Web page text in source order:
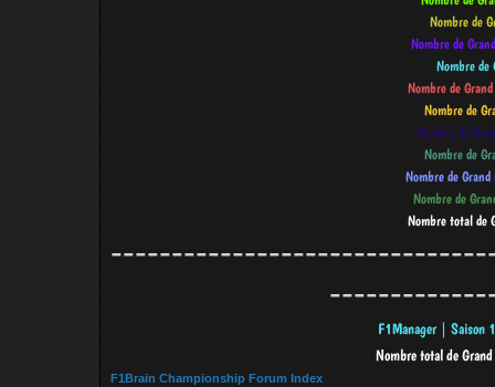
F1Brain Championship Forum Index